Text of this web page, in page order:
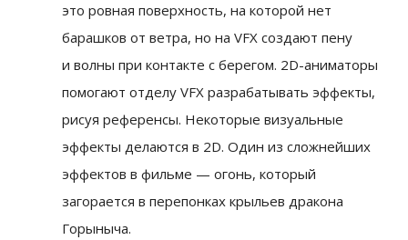
это ровная поверхность, на которой нет
барашков от ветра, но на VFX создают пену
и волны при контакте с берегом. 2D-аниматоры
помогают отделу VFX разрабатывать эффекты,
рисуя референсы. Некоторые визуальные
эффекты делаются в 2D. Один из сложнейших
эффектов в фильме — огонь, который
загорается в перепонках крыльев дракона
Горыныча.